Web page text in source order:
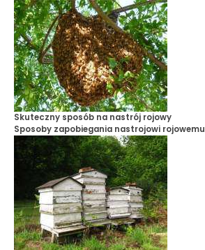
Skuteczny sposób na nastrój rojowy
Sposoby zapobiegania nastrojowi rojowemu